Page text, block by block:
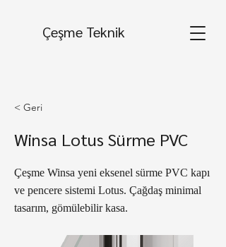
Çeşme Teknik
< Geri
Winsa Lotus Sürme PVC
Çeşme Winsa yeni eksenel sürme PVC kapı
ve pencere sistemi Lotus. Çağdaş minimal
tasarım, gömülebilir kasa.